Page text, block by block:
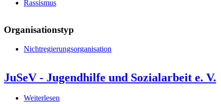
Rassismus
Organisationstyp
Nichtregierungsorganisation
JuSeV - Jugendhilfe und Sozialarbeit e. V.
Weiterlesen